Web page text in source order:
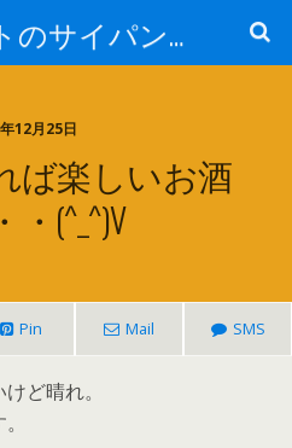
エーストマトのサイパンダイビング日記
12月25日
ば楽しいお酒
・(^_^)v
Pin Mail SMS
ど晴れ。